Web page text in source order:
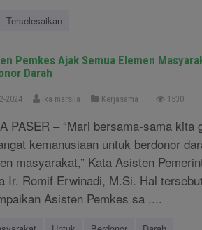
Terselesaikan
Pemkes Ajak Semua Elemen
Darah
2024 Ika marsila Kerjasama 1530
PASER – “Mari bersama-sama kita
kemanusiaan untuk berdonor
masyarakat,” Kata Asisten
Ir. Romif Erwinadi, M.Si. Hal
Asisten Pemkes sa ....